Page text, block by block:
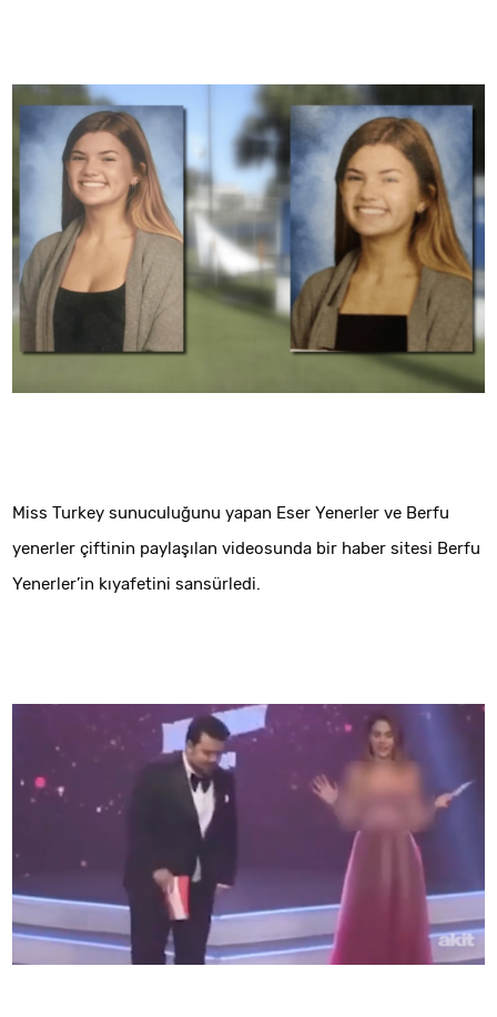
Miss Turkey sunuculuğunu yapan Eser Yenerler ve Berfu
yenerler çiftinin paylaşılan videosunda bir haber sitesi Berfu
Yenerler’in kıyafetini sansürledi.